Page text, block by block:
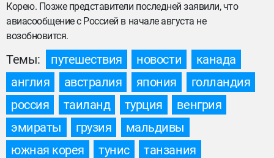
Корею. Позже представители последней заявили, что
авиасообщение с Россией в начале августа не
возобновится.
Темы: путешествия новости
канада
англия
австралия япония
голландия
россия
таиланд турция
венгрия
эмираты
грузия
мальдивы
южная корея
тунис
танзания